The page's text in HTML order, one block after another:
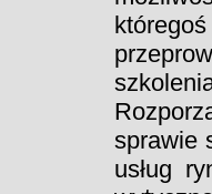
sprawie
usług